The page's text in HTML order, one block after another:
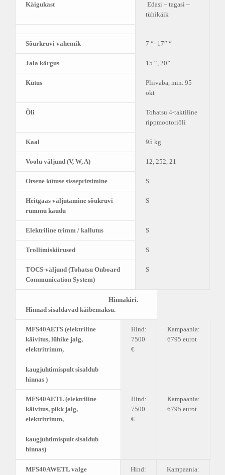
Käigukast
Edasi – tagasi –
tühikäik
Sõurkruvi vahemik 7 “- 17” “
Jala kõrgus 15 “, 20”
Kütus
Pliivaba, min. 95
okt
Õli
Tohatsu 4-taktiline
rippmootoriõli
Kaal 95 kg
Voolu väljund (V, W, A) 12, 252, 21
Otsene kütuse sissepritsimine S
Heitgaas väljutamine sõukruvi
rummu kaudu
S
Elektriline trimm / kallutus S
Trollimiskiirused S
TOCS-väljund (Tohatsu Onboard
Communication System)
S
Hinnakiri.
Hinnad sisaldavad käibemaksu.
MFS40AETS (elektriline
käivitus, lühike jalg,
elektritrimm,
kaugjuhtimispult sisaldub
hinnas )
Hind:
7500
€
Kampaania:
6795 eurot
MFS40AETL (elektriline
käivitus, pikk jalg,
elektritrimm,
kaugjuhtimispult sisaldub
hinnas)
Hind:
7500
€
Kampaania:
6795 eurot
MFS40AWETL valge Hind: Kampaania: